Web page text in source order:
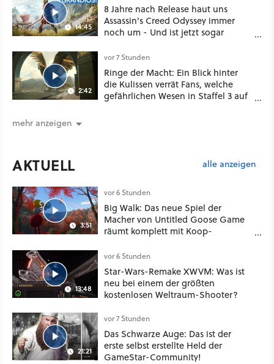
14:45
8 Jahre nach Release haut uns
Assassin's Creed Odyssey immer
noch um - Und ist jetzt sogar
2:42
vor 7 Stunden
Ringe der Macht: Ein Blick hinter
die Kulissen verrät Fans, welche
gefährlichen Wesen in Staffel 3 auf
mehr anzeigen
AKTUELL alle anzeigen
3:51
vor 6 Stunden
Big Walk: Das neue Spiel der
Macher von Untitled Goose Game
räumt komplett mit Koop-
13:48
vor 6 Stunden
Star-Wars-Remake XWVM: Was ist
neu bei einem der größten
kostenlosen Weltraum-Shooter?
21:21
vor 7 Stunden
Das Schwarze Auge: Das ist der
erste selbst erstellte Held der
GameStar-Community!